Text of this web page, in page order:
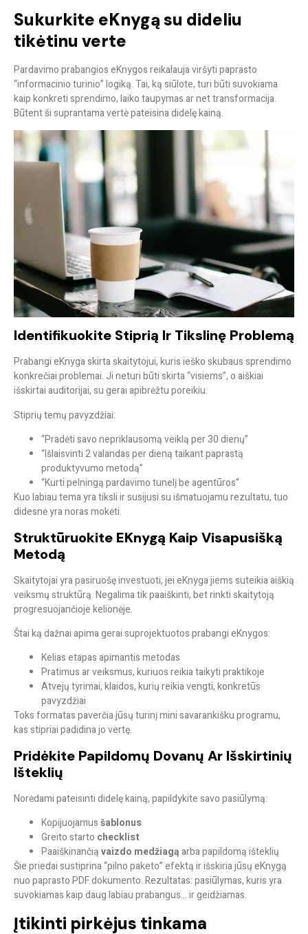
Sukurkite eKnygą su dideliu
tikėtinu verte
Pardavimo prabangios eKnygos reikalauja viršyti paprasto
“informacinio turinio” logiką. Tai, ką siūlote, turi būti suvokiama
kaipkonkreti sprendimo, laiko taupymas ar net transformacija.
Būtent šisuprantama vertėpateisina didelę kainą.
Identifikuokite Stiprią Ir Tikslinę Problemą
Prabangi eKnyga skirta skaitytojui, kurisieško skubaus sprendimo
konkrečiai problemai. Ji neturi būti skirta “visiems”, o aiškiai
išskirtai auditorijai, su gerai apibrėžtu poreikiu.
Stiprių temų pavyzdžiai:
“Pradėti savo nepriklausomą veiklą per 30 dienų”
“Išlaisvinti 2 valandas per dieną taikant paprastą
produktyvumo metodą”
“Kurti pelningą pardavimo tunelį be agentūros”
Kuo labiau tema yra tiksli ir susijusi suišmatuojamu rezultatu, tuo
didesnė yra noras mokėti.
Struktūruokite EKnygą Kaip Visapusišką
Metodą
Skaitytojai yra pasiruošę investuoti, jei eKnyga jiems suteikiaaiškią
veiksmų struktūrą. Negalima tik paaiškinti, betrinkti skaitytoją
progresuojančioje kelionėje.
Štai ką dažnai apima gerai suprojektuotos prabangi eKnygos:
Kelias etapas apimantis metodas
Pratimus ar veiksmus, kuriuos reikia taikyti praktikoje
Atvejų tyrimai, klaidos, kurių reikia vengti, konkretūs
pavyzdžiai
Toks formatas paverčia jūsų turinįmini savarankišku programu,
kas stipriai padidina jo vertę.
Pridėkite Papildomų Dovanų Ar Išskirtinių
Išteklių
Norėdami pateisinti didelę kainą, papildykite savo pasiūlymą:
Kopijuojamusšablonus
Greito starto checklist
Paaiškinančiąvaizdo medžiagąarba papildomą išteklių
Šie priedai sustiprina “pilno paketo” efektą ir išskiria jūsų eKnygą
nuo paprasto PDF dokumento. Rezultatas: pasiūlymas, kuris yra
suvokiamas kaip daug labiau prabangus… ir geidžiamas.
Įtikinti pirkėjus tinkama